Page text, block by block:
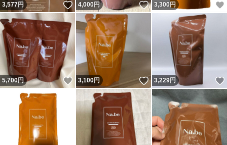
3,577円 いいね！
4,000円 いいね！
3,300円
5,700円 いいね！
3,100円 いいね！
3,229円